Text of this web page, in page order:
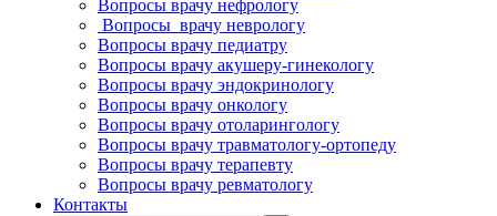
Вопросы врачу нефрологу
Вопросы врачу неврологу
Вопросы врачу педиатру
Вопросы врачу акушеру-гинекологу
Вопросы врачу эндокринологу
Вопросы врачу онкологу
Вопросы врачу отоларингологу
Вопросы врачу травматологу-ортопеду
Вопросы врачу терапевту
Вопросы врачу ревматологу
Контакты